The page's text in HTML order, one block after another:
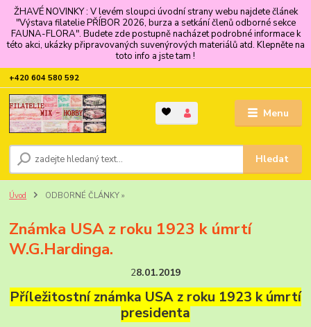
ŽHAVÉ NOVINKY : V levém sloupci úvodní strany webu najdete článek
"Výstava filatelie PŘÍBOR 2026, burza a setkání členů odborné sekce
FAUNA-FLORA". Budete zde postupně nacházet podrobné informace k
této akci, ukázky připravovaných suvenýrových materiálů atd. Klepněte na
toto info a jste tam !
Menu
Hledat
+420 604 580 592
Úvod ODBORNÉ ČLÁNKY »
Známka USA z roku 1923 k úmrtí
W.G.Hardinga.
28.01.2019
Příležitostní známka USA z roku 1923 k úmrtí
presidenta